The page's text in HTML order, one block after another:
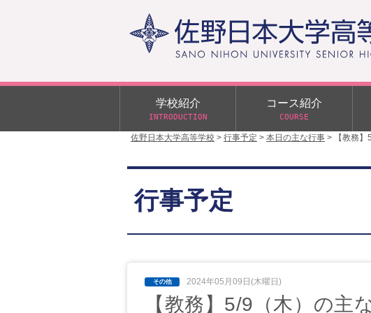
佐野日本大学高等学校 > 行事予定 > 本日の主な行事 > 【教務
学校紹介
INTRODUCTION
学校案内
広報佐野日大
コース紹介
COURSE
αクラス 特別進
N進学クラス（Nクラス）
スクールバス
学則（令和8年度～）
日大DAY
学校案内パンフレット
令和７
サニチヒーローズ
行事予定
2024年05月09日(木曜日)
【教務】5/9（木）の主